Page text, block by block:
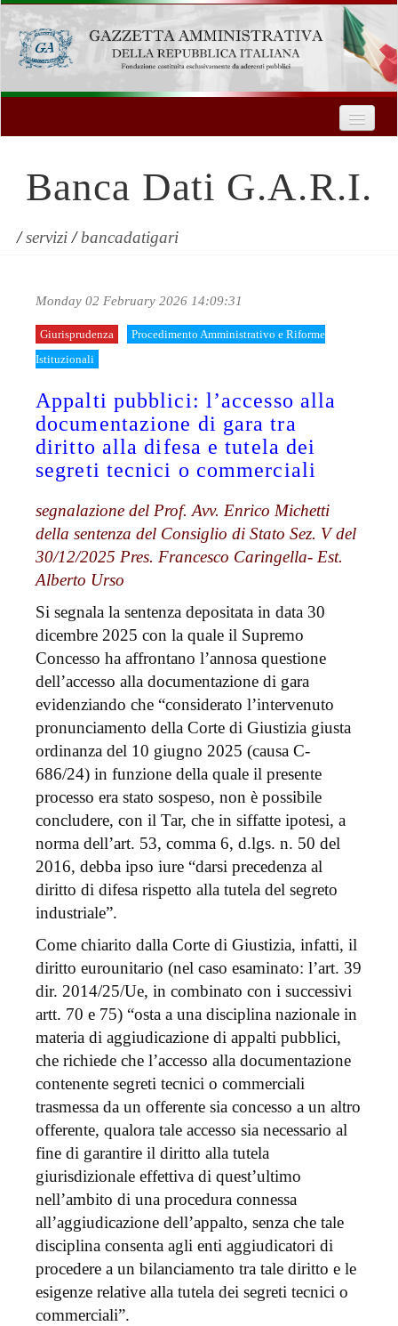
Formazione
Innovazione Tecnologica
Registrati
Banca Dati G.A.R.I.
/servizi/bancadatigari
Monday 02 February 2026 14:09:31
Giurisprudenza
Procedimento Amministrativo e Riforme
Istituzionali
Appalti pubblici: l’accesso alla
documentazione di gara tra
diritto alla difesa e tutela dei
segreti tecnici o commerciali
segnalazione del Prof. Avv. Enrico Michetti
della sentenza del Consiglio di Stato Sez. V del
30/12/2025 Pres. Francesco Caringella- Est.
Alberto Urso
Si segnala la sentenza depositata in data 30
dicembre 2025 con la quale il Supremo
Concesso ha affrontano l’annosa questione
dell’accesso alla documentazione di gara
evidenziando che “considerato l’intervenuto
pronunciamento della Corte di Giustizia giusta
ordinanza del 10 giugno 2025 (causa C-
686/24) in funzione della quale il presente
processo era stato sospeso, non è possibile
concludere, con il Tar, che in siffatte ipotesi, a
norma dell’art. 53, comma 6, d.lgs. n. 50 del
2016, debba ipso iure “darsi precedenza al
diritto di difesa rispetto alla tutela del segreto
industriale”.
Come chiarito dalla Corte di Giustizia, infatti, il
diritto eurounitario (nel caso esaminato: l’art. 39
dir. 2014/25/Ue, in combinato con i successivi
artt. 70 e 75) “osta a una disciplina nazionale in
materia di aggiudicazione di appalti pubblici,
che richiede che l’accesso alla documentazione
contenente segreti tecnici o commerciali
trasmessa da un offerente sia concesso a un altro
offerente, qualora tale accesso sia necessario al
fine di garantire il diritto alla tutela
giurisdizionale effettiva di quest’ultimo
nell’ambito di una procedura connessa
all’aggiudicazione dell’appalto, senza che tale
disciplina consenta agli enti aggiudicatori di
procedere a un bilanciamento tra tale diritto e le
esigenze relative alla tutela dei segreti tecnici o
commerciali”.